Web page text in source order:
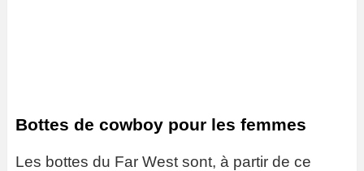
Bottes de cowboy pour les femmes
Les bottes du Far West sont, à partir de ce